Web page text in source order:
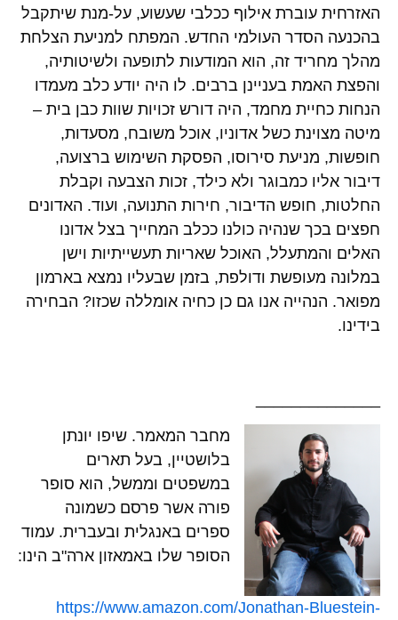
האזרחית עוברת אילוף ככלבי שעשוע, על-מנת שיתקבל
בהכנעה הסדר העולמי החדש. המפתח למניעת הצלחת
מהלך מחריד זה, הוא המודעות לתופעה ולשיטותיה,
והפצת האמת בעניינן ברבים. לו היה יודע כלב מעמדו
הנחות כחיית מחמד, היה דורש זכויות שוות כבן בית –
מיטה מצוינת כשל אדוניו, אוכל משובח, מסעדות,
חופשות, מניעת סירוסו, הפסקת השימוש ברצועה,
דיבור אליו כמבוגר ולא כילד, זכות הצבעה וקבלת
החלטות, חופש הדיבור, חירות התנועה, ועוד. האדונים
חפצים בכך שנהיה כולנו ככלב המחייך בצל אדונו
האלים והמתעלל, האוכל שאריות תעשייתיות וישן
במלונה מעופשת ודולפת, בזמן שבעליו נמצא בארמון
מפואר. הנהייה אנו גם כן כחיה אומללה שכזו? הבחירה
בידינו.
מחבר המאמר. שיפו יונתן
בלושטיין, בעל תארים
במשפטים וממשל, הוא סופר
פורה אשר פרסם כשמונה
ספרים באנגלית ובעברית. עמוד
הסופר שלו באמאזון ארה"ב הינו:
https://www.amazon.com/Jonathan-Bluestein-